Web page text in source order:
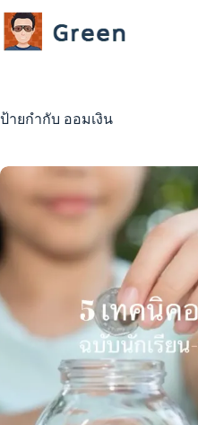
to
content
ป้ายกำกับ ออมเงิน